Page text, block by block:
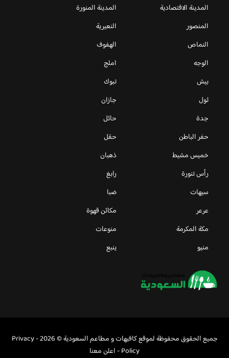
المدينة الاقتصادية
المدينة المنورة
المنصور
النعيرية
النماص
الهفوف
الوجه
املج
بيش
تبوك
ثول
جازان
جدة
حائل
حفر الباطن
حقل
خميس مشيط
ذهبان
رأس تنورة
رابغ
سيهات
ضبا
عرعر
مكائن قهوة
مكة المكرمة
منوعات
منيو
ينبع
جميع الحقوق محفوظة لموقع كافيهات و مطاعم السعودية © 2026 -
Privacy
Policy
-اعلن معنا